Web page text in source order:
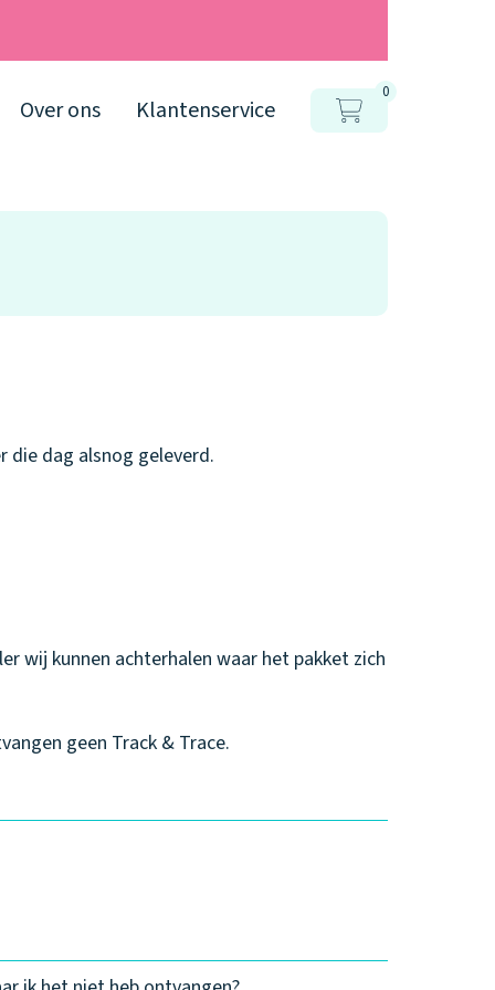
Over ons Klantenservice
0
die dag alsnog geleverd.
wij kunnen achterhalen waar het pakket zich
geen Track & Trace.